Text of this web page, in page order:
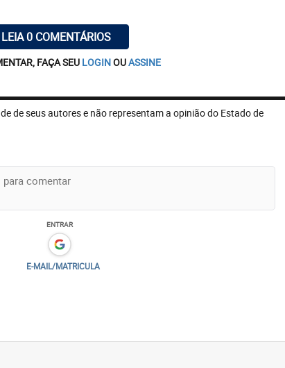
LEIA 0 COMENTÁRIOS
FAÇA SEU LOGINOUASSINE
de seus autores e não representam a opinião do Estado de
ENTRAR
E-MAIL/MATRICULA